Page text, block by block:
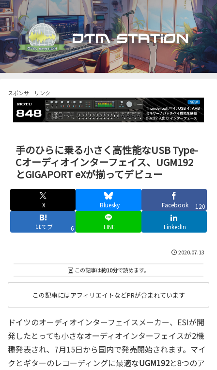
スポンサーリンク
手のひらに乗る小さく高性能なUSB Type-
Cオーディオインターフェイス、UGM192
とGIGAPORT eXが揃ってデビュー
X Bluesky Facebook 120
はてブ 6 LINE LinkedIn
2020.07.13
この記事は約10分で読めます。
この記事にはアフィリエイトなどPRが含まれています
ドイツのオーディオインターフェイスメーカー、ESIが開
発したとっても小さなオーディオインターフェイスが2機
種発表され、7月15日から国内で発売開始されます。マイ
クとギターのレコーディングに最適なUGM192と8つのア